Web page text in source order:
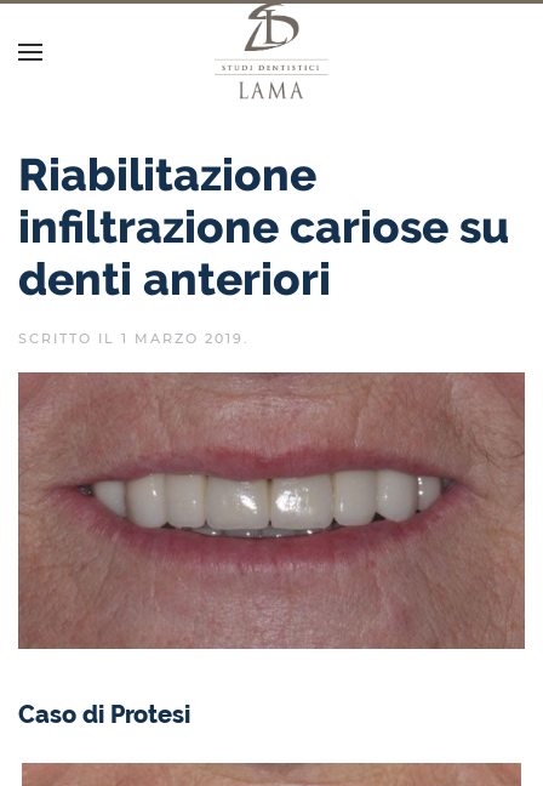
Riabilitazione
infiltrazione cariose su
denti anteriori
SCRITTO IL 1 MARZO 2019 .
Caso di Protesi